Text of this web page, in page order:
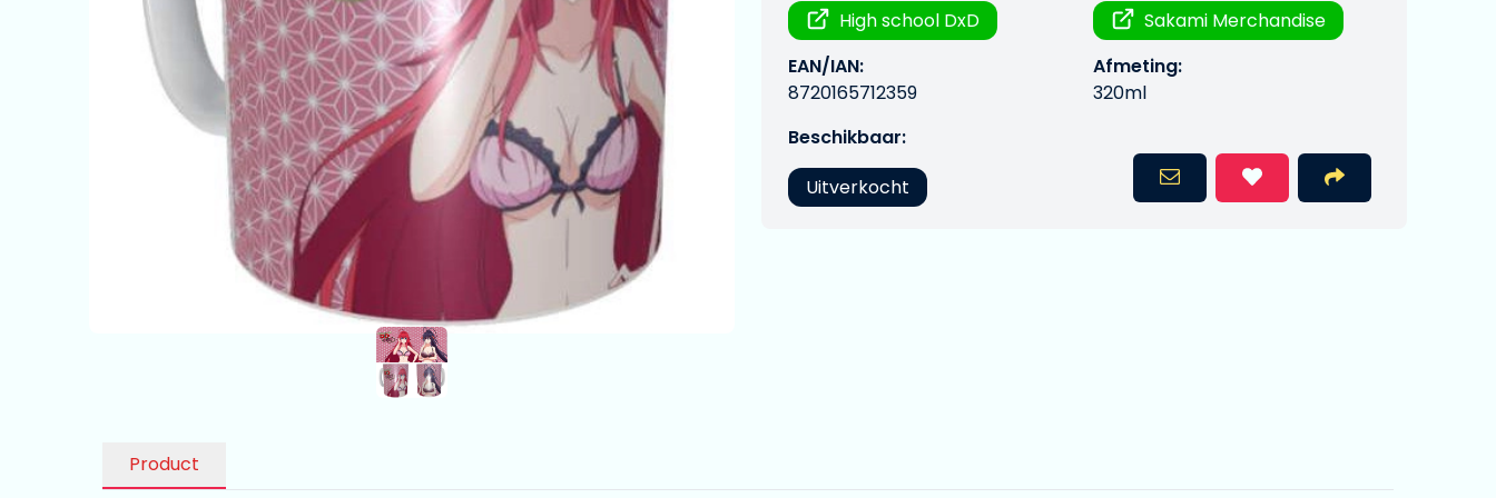
High school DxD
Sakami Merchandise
EAN/IAN:
8720165712359
Afmeting:
320ml
Beschikbaar:
Uitverkocht
Product